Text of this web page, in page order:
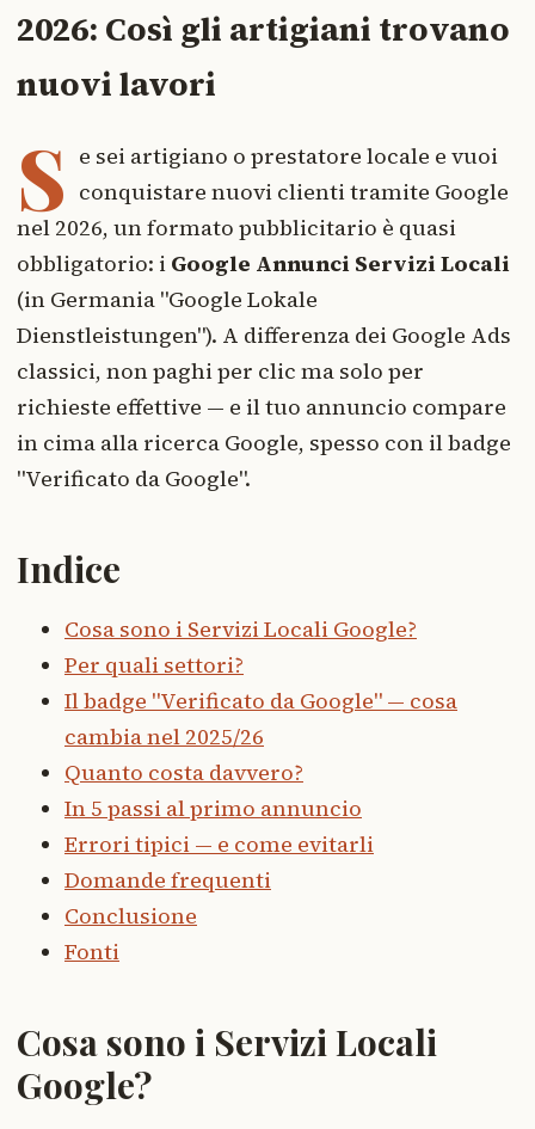
2026: Così gli artigiani trovano
nuovi lavori
S e sei artigiano o prestatore locale e vuoi
conquistare nuovi clienti tramite Google
nel 2026, un formato pubblicitario è quasi
obbligatorio: i Google Annunci Servizi Locali
(in Germania "Google Lokale
Dienstleistungen"). A differenza dei Google Ads
classici, non paghi per clic ma solo per
richieste effettive — e il tuo annuncio compare
in cima alla ricerca Google, spesso con il badge
"Verificato da Google".
Indice
Cosa sono i Servizi Locali Google?
Per quali settori?
Il badge "Verificato da Google" — cosa
cambia nel 2025/26
Quanto costa davvero?
In 5 passi al primo annuncio
Errori tipici — e come evitarli
Domande frequenti
Conclusione
Fonti
Cosa sono i Servizi Locali
Google?